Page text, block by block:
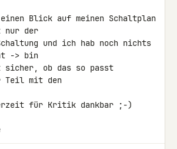
Blick auf meinen Schaltplan
nur der
und ich hab noch nichts
-> bin
ob das so passt
Teil mit den
für Kritik dankbar ;-)